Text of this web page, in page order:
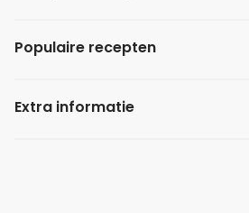
Populaire recepten
Extra informatie